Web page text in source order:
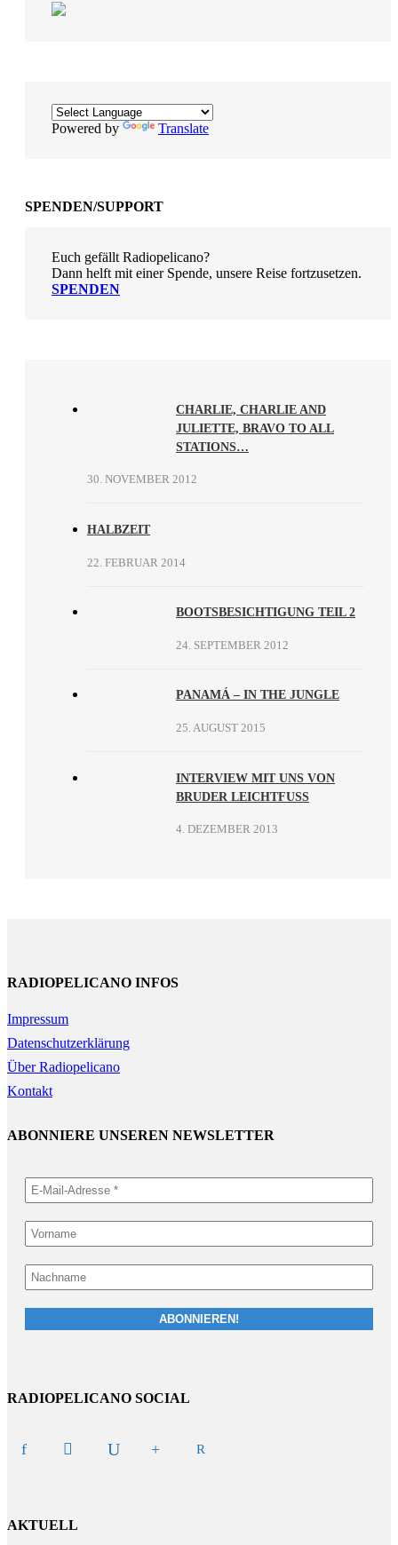
Powered by Translate
SPENDEN/SUPPORT
Euch gefällt Radiopelicano?
Dann helft mit einer Spende, unsere Reise fortzusetzen.
SPENDEN
CHARLIE, CHARLIE AND
JULIETTE, BRAVO TO ALL
STATIONS…
30. NOVEMBER 2012
HALBZEIT
22. FEBRUAR 2014
BOOTSBESICHTIGUNG TEIL 2
24. SEPTEMBER 2012
PANAMÁ – IN THE JUNGLE
25. AUGUST 2015
INTERVIEW MIT UNS VON
BRUDER LEICHTFUSS
4. DEZEMBER 2013
RADIOPELICANO INFOS
Impressum
Datenschutzerklärung
Über Radiopelicano
Kontakt
ABONNIERE UNSEREN NEWSLETTER
RADIOPELICANO SOCIAL
AKTUELL